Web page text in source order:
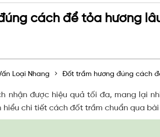
cách để tỏa hương
Loại Nhang Đốt trầm hương đúng cách
nhận được hiệu quả tối đa, mang lại
hiểu chi tiết cách đốt trầm chuẩn qua